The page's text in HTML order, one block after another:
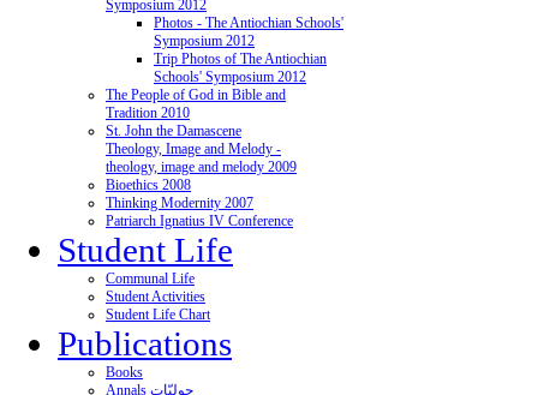
Symposium 2012
Photos - The Antiochian Schools'
Symposium 2012
Trip Photos of The Antiochian
Schools' Symposium 2012
The People of God in Bible and
Tradition 2010
St. John the Damascene
Theology, Image and Melody -
theology, image and melody 2009
Bioethics 2008
Thinking Modernity 2007
Patriarch Ignatius IV Conference
Student Life
Communal Life
Student Activities
Student Life Chart
Publications
Books
Annals حوليّات